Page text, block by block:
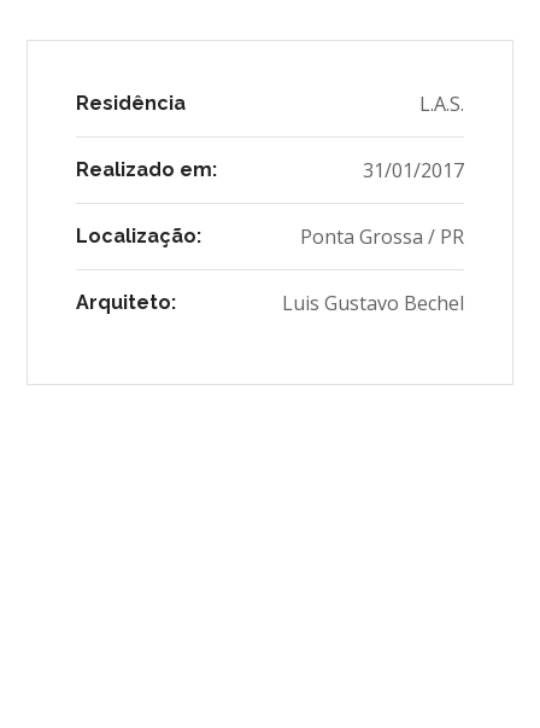
Residência L.A.S.
Realizado em: 31/01/2017
Localização: Ponta Grossa / PR
Arquiteto: Luis Gustavo Bechel